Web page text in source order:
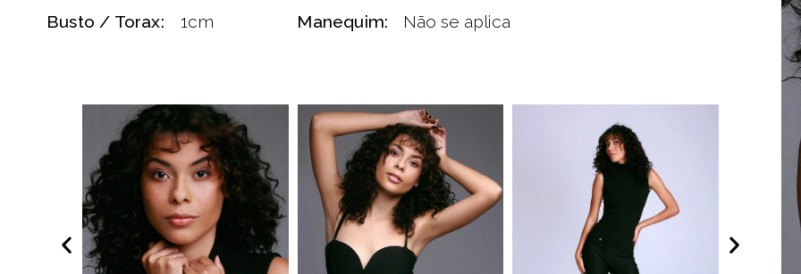
Busto / Torax: 1cm Manequim: Não se aplica